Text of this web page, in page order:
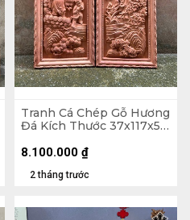
Tranh Cá Chép Gỗ Hương
Đá Kích Thước 37x117x5
2 tháng trước
8.100.000 ₫